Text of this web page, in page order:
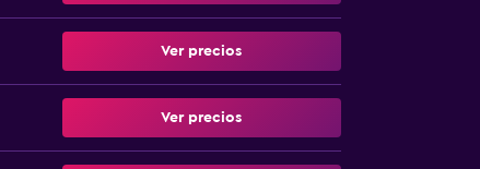
Ver precios
Ver precios